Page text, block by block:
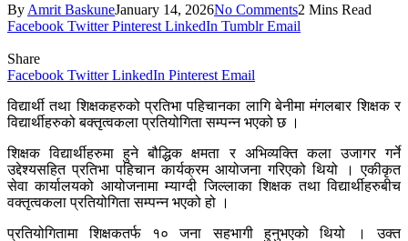
By Amrit BaskuneJanuary 14, 2026No Comments2 Mins Read
Facebook Twitter Pinterest LinkedIn Tumblr Email
Share
Facebook Twitter LinkedIn Pinterest Email
विद्यार्थी तथा शिक्षकहरुको प्रतिभा पहिचानका लागि बेनीमा मंगलबार शिक्षक र
विद्यार्थीहरुको बक्तृत्वकला प्रतियोगिता सम्पन्न भएको छ ।
शिक्षक विद्यार्थीहरुमा हुने बौद्धिक क्षमता र अभिव्यक्ति कला उजागर गर्ने
उद्देश्यसहित प्रतिभा पहिचान कार्यक्रम आयोजना गरिएको थियो । एकीकृत
सेवा कार्यालयको आयोजनामा म्याग्दी जिल्लाका शिक्षक तथा विद्यार्थीहरुबीच
वक्तृत्वकला प्रतियोगिता सम्पन्न भएको हो ।
प्रतियोगितामा शिक्षकतर्फ १० जना सहभागी हुनुभएको थियो । उक्त